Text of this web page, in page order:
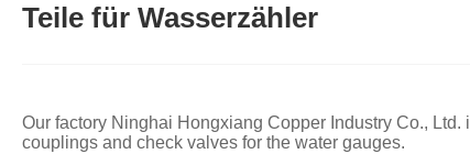
Teile für Wasserzähler
Our factory Ninghai Hongxiang Copper Industry Co.,
couplings and check valves for the water gauges.